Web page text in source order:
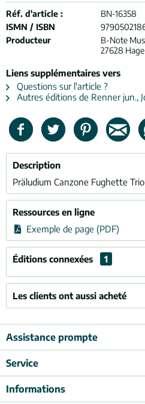
Réf. d'article :
BN-16358
ISMN / ISBN
Producteur
B-Note
27628
Liens supplémentaires vers
Questions sur l'article ?
Autres éditions de Renner jun.,
Description
Präludium Canzone Fughette
Ressources en ligne
Exemple de page (PDF)
Éditions connexées 1
Les clients ont aussi acheté
Assistance prompte
Service
Informations